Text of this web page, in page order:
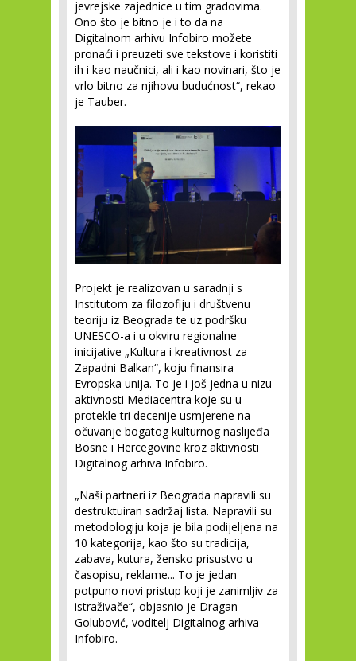
jevrejske zajednice u tim gradovima.
Ono što je bitno je i to da na
Digitalnom arhivu Infobiro možete
pronaći i preuzeti sve tekstove i koristiti
ih i kao naučnici, ali i kao novinari, što je
vrlo bitno za njihovu budućnost“, rekao
je Tauber.
Projekt je realizovan u saradnji s
Institutom za filozofiju i društvenu
teoriju iz Beograda te uz podršku
UNESCO-a i u okviru regionalne
inicijative „Kultura i kreativnost za
Zapadni Balkan“, koju finansira
Evropska unija. To je i još jedna u nizu
aktivnosti Mediacentra koje su u
protekle tri decenije usmjerene na
očuvanje bogatog kulturnog naslijeđa
Bosne i Hercegovine kroz aktivnosti
Digitalnog arhiva Infobiro.
„Naši partneri iz Beograda napravili su
destruktuiran sadržaj lista. Napravili su
metodologiju koja je bila podijeljena na
10 kategorija, kao što su tradicija,
zabava, kutura, žensko prisustvo u
časopisu, reklame... To je jedan
potpuno novi pristup koji je zanimljiv za
istraživače“, objasnio je Dragan
Golubović, voditelj Digitalnog arhiva
Infobiro.